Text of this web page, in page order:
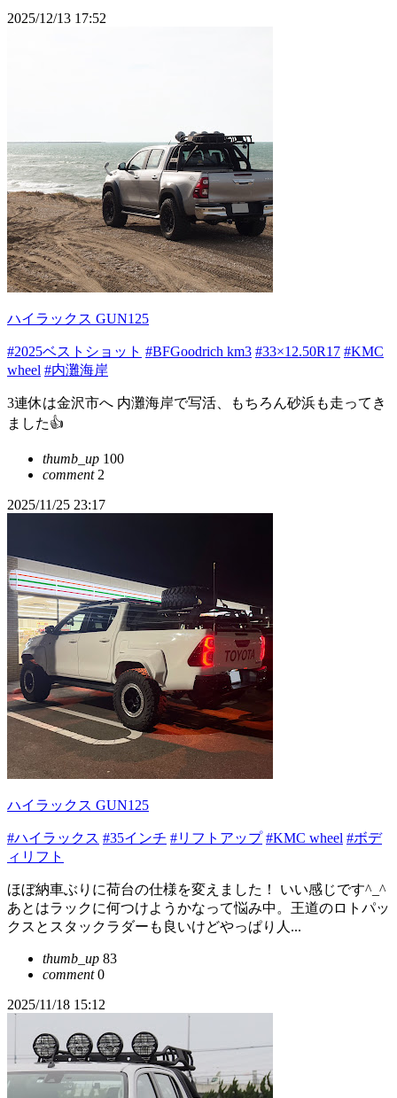
2025/12/13 17:52
ハイラックス GUN125
#2025ベストショット #BFGoodrich km3 #33×12.50R17 #KMC
wheel #内灘海岸
3連休は金沢市へ 内灘海岸で写活、もちろん砂浜も走ってき
ました︎︎👍
thumb_up 100
comment2
2025/11/25 23:17
ハイラックス GUN125
#ハイラックス #35インチ #リフトアップ #KMC wheel #ボデ
ィリフト
ほぼ納車ぶりに荷台の仕様を変えました！ いい感じです^_^
あとはラックに何つけようかなって悩み中。王道のロトパッ
クスとスタックラダーも良いけどやっぱり人...
thumb_up 83
comment0
2025/11/18 15:12